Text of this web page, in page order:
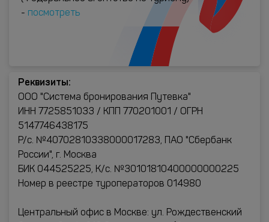
- посмотреть
Реквизиты:
ООО "Система бронирования Путевка"
ИНН 7725851033 / КПП 770201001 / ОГРН
5147746438175
Р/с. №40702810338000017283, ПАО "Сбербанк
России", г. Москва
БИК 044525225, К/с. №30101810400000000225
Номер в реестре туроператоров 014980
Центральный офис в Москве: ул. Рождественский